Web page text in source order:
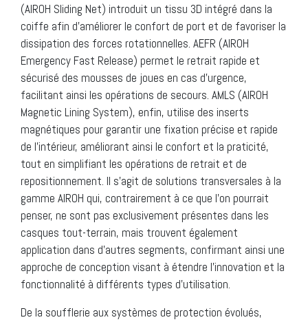
(AIROH Sliding Net) introduit un tissu 3D intégré dans la
coiffe afin d’améliorer le confort de port et de favoriser la
dissipation des forces rotationnelles. AEFR (AIROH
Emergency Fast Release) permet le retrait rapide et
sécurisé des mousses de joues en cas d’urgence,
facilitant ainsi les opérations de secours. AMLS (AIROH
Magnetic Lining System), enfin, utilise des inserts
magnétiques pour garantir une fixation précise et rapide
de l’intérieur, améliorant ainsi le confort et la praticité,
tout en simplifiant les opérations de retrait et de
repositionnement. Il s’agit de solutions transversales à la
gamme AIROH qui, contrairement à ce que l’on pourrait
penser, ne sont pas exclusivement présentes dans les
casques tout-terrain, mais trouvent également
application dans d’autres segments, confirmant ainsi une
approche de conception visant à étendre l’innovation et la
fonctionnalité à différents types d’utilisation.
De la soufflerie aux systèmes de protection évolués,